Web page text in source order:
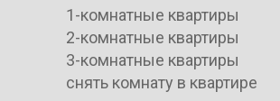
1-комнатные квартиры
2-комнатные квартиры
3-комнатные квартиры
снять комнату в квартире